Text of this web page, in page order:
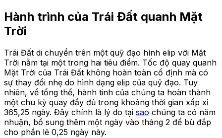
Hành trình của Trái Đất quanh Mặt
Trời
Trái Đất di chuyển trên một quỹ đạo hình elip với Mặt
Trời nằm tại một trong hai tiêu điểm. Tốc độ quay quanh
Mặt Trời của Trái Đất không hoàn toàn cố định mà có
sự thay đổi nhẹ do hình dạng elip của quỹ đạo. Tuy
nhiên, về tổng thể, hành tinh của chúng ta hoàn thành
một chu kỳ quay đầy đủ trong khoảng thời gian xấp xỉ
365,25 ngày. Đây chính là lý do tại sao chúng ta có năm
nhuận, bổ sung thêm một ngày vào tháng 2 để bù đắp
cho phần lẻ 0,25 ngày này.